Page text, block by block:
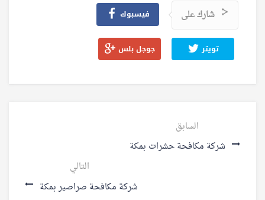
شارك على فيسبوك
تويتر جوجل بلس
السابق
شركة مكافحة حشرات بمكة
التالي
شركة مكافحة صراصير بمكة